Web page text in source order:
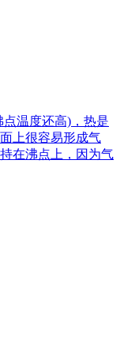
温度还高)，热是
上很容易形成气
在沸点上，因为气